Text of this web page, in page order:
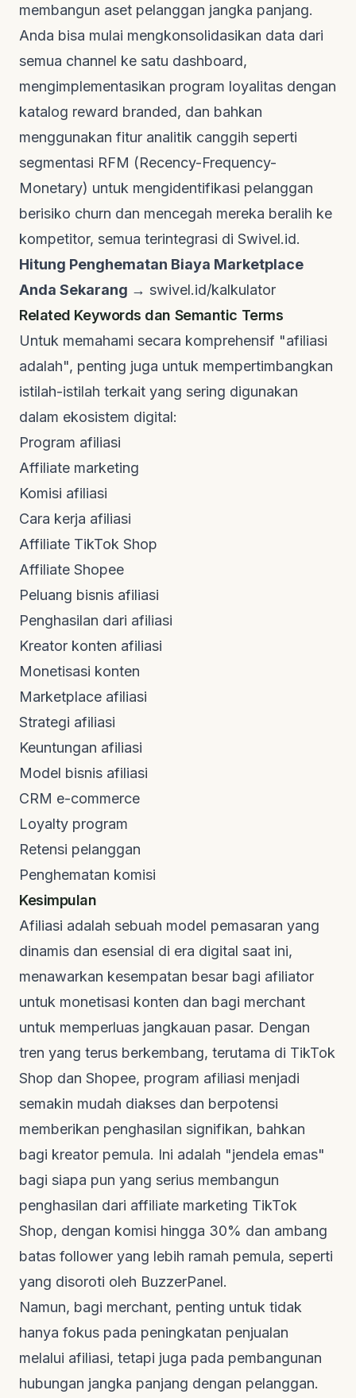
membangun aset pelanggan jangka panjang.
Anda bisa mulai mengkonsolidasikan data dari
semua channel ke satu dashboard,
mengimplementasikan program loyalitas dengan
katalog reward branded, dan bahkan
menggunakan fitur analitik canggih seperti
segmentasi RFM (Recency-Frequency-
Monetary) untuk mengidentifikasi pelanggan
berisiko churn dan mencegah mereka beralih ke
kompetitor, semua terintegrasi di Swivel.id.
Hitung Penghematan Biaya Marketplace
Anda Sekarang → swivel.id/kalkulator
Related Keywords dan Semantic Terms
Untuk memahami secara komprehensif "afiliasi
adalah", penting juga untuk mempertimbangkan
istilah-istilah terkait yang sering digunakan
dalam ekosistem digital:
Program afiliasi
Affiliate marketing
Komisi afiliasi
Cara kerja afiliasi
Affiliate TikTok Shop
Affiliate Shopee
Peluang bisnis afiliasi
Penghasilan dari afiliasi
Kreator konten afiliasi
Monetisasi konten
Marketplace afiliasi
Strategi afiliasi
Keuntungan afiliasi
Model bisnis afiliasi
CRM e-commerce
Loyalty program
Retensi pelanggan
Penghematan komisi
Kesimpulan
Afiliasi adalah sebuah model pemasaran yang
dinamis dan esensial di era digital saat ini,
menawarkan kesempatan besar bagi afiliator
untuk monetisasi konten dan bagi merchant
untuk memperluas jangkauan pasar. Dengan
tren yang terus berkembang, terutama di TikTok
Shop dan Shopee, program afiliasi menjadi
semakin mudah diakses dan berpotensi
memberikan penghasilan signifikan, bahkan
bagi kreator pemula. Ini adalah "jendela emas"
bagi siapa pun yang serius membangun
penghasilan dari affiliate marketing TikTok
Shop, dengan komisi hingga 30% dan ambang
batas follower yang lebih ramah pemula, seperti
yang disoroti oleh BuzzerPanel.
Namun, bagi merchant, penting untuk tidak
hanya fokus pada peningkatan penjualan
melalui afiliasi, tetapi juga pada pembangunan
hubungan jangka panjang dengan pelanggan.